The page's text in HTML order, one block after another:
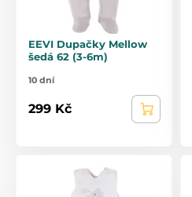
EEVI Dupačky Mellow
šedá 62 (3-6m)
10 dní
299 Kč